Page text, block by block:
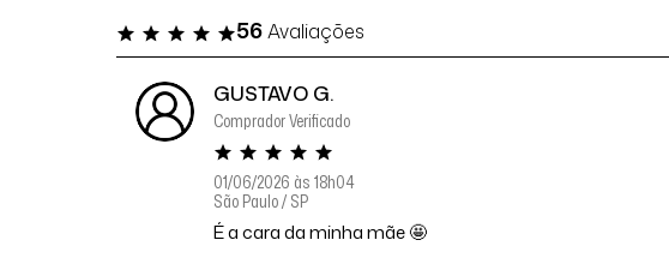
56Avaliações
GUSTAVO G.
Comprador Verificado
01/06/2026 às 18h04
São Paulo / SP
É a cara da minha mãe 🤩